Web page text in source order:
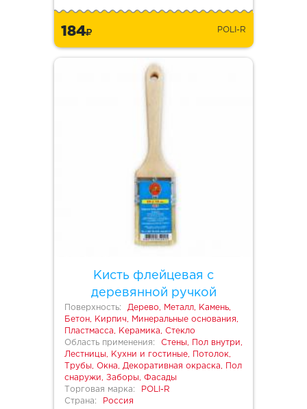
184 POLI-R
Кисть флейцевая с
деревянной ручкой
Поверхность:
Дерево, Металл, Камень,
Бетон, Кирпич, Минеральные основания,
Пластмасса, Керамика, Стекло
Область применения:
Стены, Пол внутри,
Лестницы, Кухни и гостиные, Потолок,
Трубы, Окна, Декоративная окраска, Пол
снаружи, Заборы, Фасады
Торговая марка:
POLI-R
Страна:
Россия